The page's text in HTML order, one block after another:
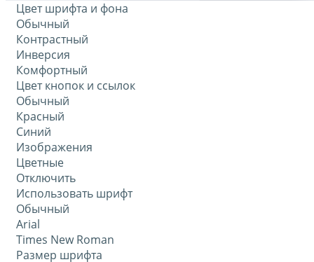
Цвет шрифта и фона
Обычный
Контрастный
Инверсия
Комфортный
Цвет кнопок и ссылок
Обычный
Красный
Синий
Изображения
Цветные
Отключить
Использовать шрифт
Обычный
Arial
Times New Roman
Размер шрифта